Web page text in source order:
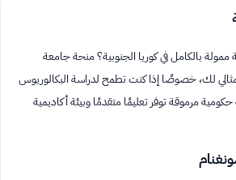
بالكامل في كوريا الجنوبية؟ منحة جامعة
لك، خصوصًا إذا كنت تطمح لدراسة البكالوريوس
مرموقة توفر تعليمًا متقدمًا وبيئة أكاديمية